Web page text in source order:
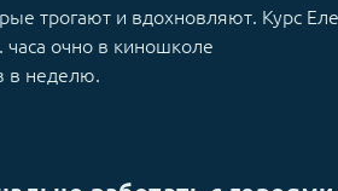
трогают и вдохновляют. Курс
часа очно в киношколе
в неделю.